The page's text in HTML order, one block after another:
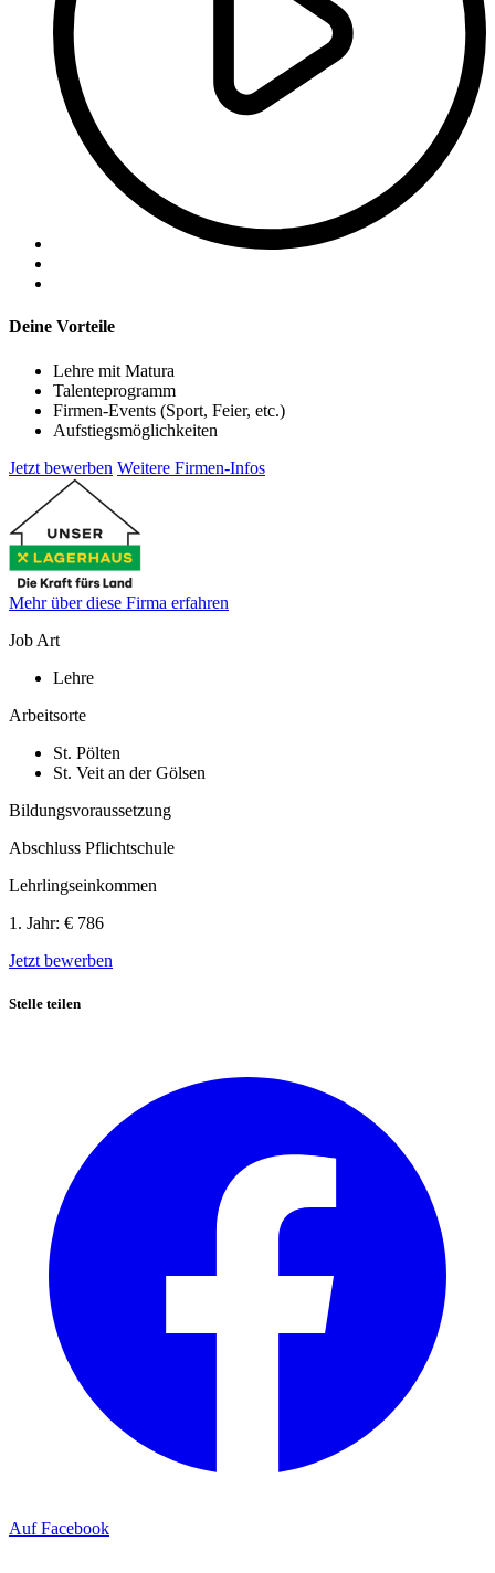
Deine Vorteile
Lehre mit Matura
Talenteprogramm
Firmen-Events (Sport, Feier, etc.)
Aufstiegsmöglichkeiten
Jetzt bewerben Weitere Firmen-Infos
Mehr über diese Firma erfahren
Job Art
Lehre
Arbeitsorte
St. Pölten
St. Veit an der Gölsen
Bildungsvoraussetzung
Abschluss Pflichtschule
Lehrlingseinkommen
1. Jahr: € 786
Jetzt bewerben
Stelle teilen
Auf Facebook